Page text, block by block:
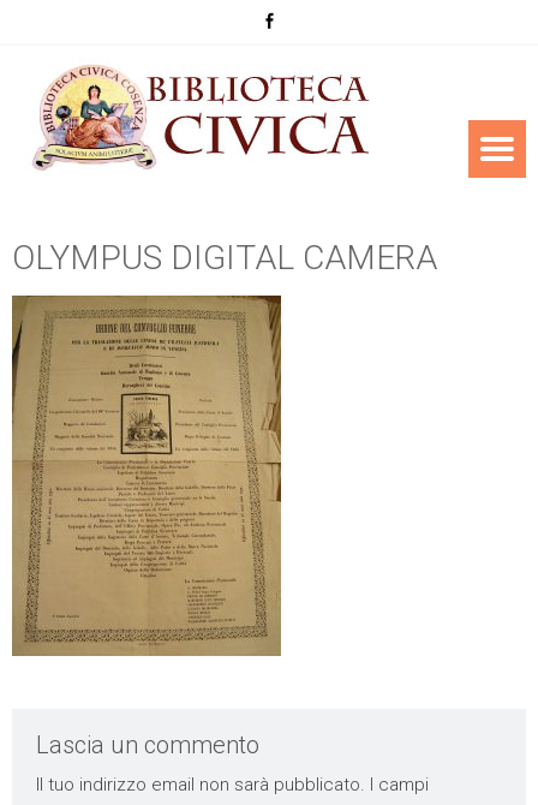
OLYMPUS DIGITAL CAMERA
Lascia un commento
Il tuo indirizzo email non sarà pubblicato. I campi